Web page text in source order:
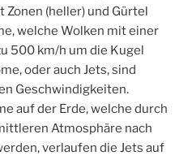
Zonen (heller) und Gürtel
welche Wolken mit einer
500 km/h um die Kugel
oder auch Jets, sind
Geschwindigkeiten.
auf der Erde, welche durch
Atmosphäre nach
verlaufen die Jets auf